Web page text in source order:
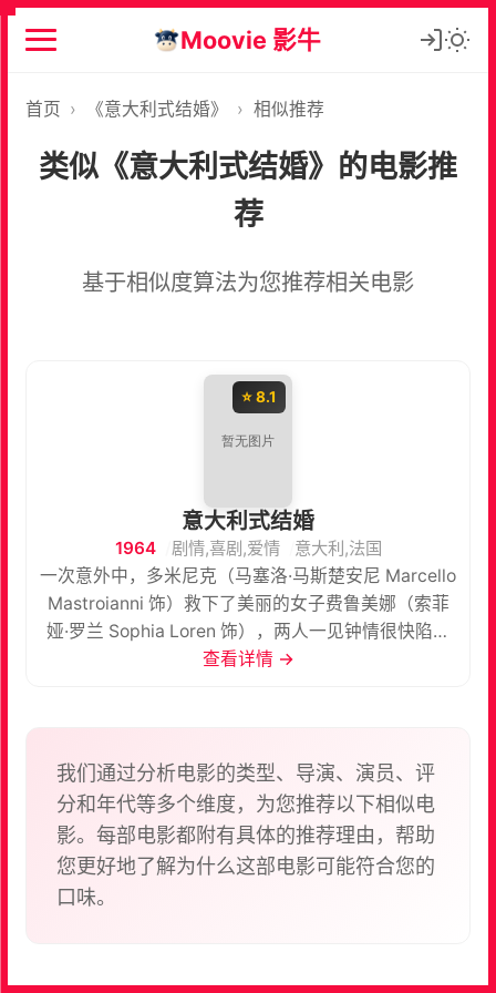
Moovie 影牛
首页 › 《意大利式结婚》 › 相似推荐
类似《意大利式结婚》的电影推
荐
基于相似度算法为您推荐相关电影
⭐ 8.1
意大利式结婚
1964 剧情,喜剧,爱情
意大利,法国
一次意外中，多米尼克（马塞洛·马斯楚安尼 Marcello
Mastroianni 饰）救下了美丽的女子费鲁美娜（索菲
娅·罗兰 Sophia Loren 饰），两人一见钟情很快陷入
了热恋之中，可惜多米尼克是一个花花公子，随着时
了一些欺骗的手段。不幸的是，多米尼克识破了费鲁
美娜的谎言，费鲁美娜再度面临着和爱人分离的处
境。费鲁美娜有三个孩子，她告诉多米尼克，这其中
有他的亲生骨肉，直到这时才良心发现的多米尼克回
到了费鲁美娜的身边，但他始终不知道自己的亲生儿
查看详情 →
我们通过分析电影的类型、导演、演员、评
分和年代等多个维度，为您推荐以下相似电
影。每部电影都附有具体的推荐理由，帮助
您更好地了解为什么这部电影可能符合您的
口味。